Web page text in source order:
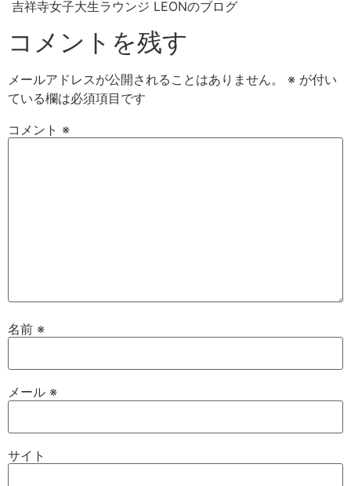
吉祥寺女子大生ラウンジ LEONのブログ
コメントを残す
メールアドレスが公開されることはありません。 ※ が付い
ている欄は必須項目です
コメント ※
名前 ※
メール ※
サイト